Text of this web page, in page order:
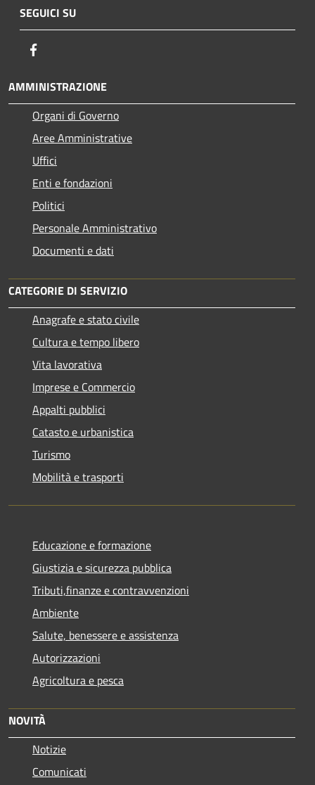
SEGUICI SU
AMMINISTRAZIONE
Organi di Governo
Aree Amministrative
Uffici
Enti e fondazioni
Politici
Personale Amministrativo
Documenti e dati
CATEGORIE DI SERVIZIO
Anagrafe e stato civile
Cultura e tempo libero
Vita lavorativa
Imprese e Commercio
Appalti pubblici
Catasto e urbanistica
Turismo
Mobilità e trasporti
Educazione e formazione
Giustizia e sicurezza pubblica
Tributi,finanze e contravvenzioni
Ambiente
Salute, benessere e assistenza
Autorizzazioni
Agricoltura e pesca
NOVITÀ
Notizie
Comunicati